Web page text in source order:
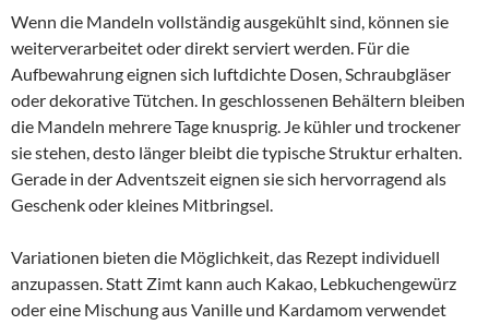
Wenn die Mandeln vollständig ausgekühlt sind, können sie
weiterverarbeitet oder direkt serviert werden. Für die
Aufbewahrung eignen sich luftdichte Dosen, Schraubgläser
oder dekorative Tütchen. In geschlossenen Behältern bleiben
die Mandeln mehrere Tage knusprig. Je kühler und trockener
sie stehen, desto länger bleibt die typische Struktur erhalten.
Gerade in der Adventszeit eignen sie sich hervorragend als
Geschenk oder kleines Mitbringsel.
Variationen bieten die Möglichkeit, das Rezept individuell
anzupassen. Statt Zimt kann auch Kakao, Lebkuchengewürz
oder eine Mischung aus Vanille und Kardamom verwendet